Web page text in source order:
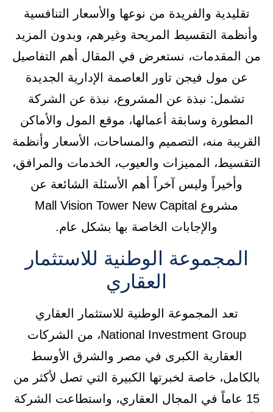
تقليدية والفريدة من نوعها والأسعار التنافسية
وأنظمة التقسيط المريحة وغيرهم، وبدون المزيد
من المقدمات، نستعرض في المقال أهم التفاصيل
عن مول فيجن تاور العاصمة الإدارية الجديدة
تشمل: نبذة عن المشروع، نبذة عن الشركة
المطورة وسابقة أعمالها، موقع المول والأماكن
القريبة منه، التصميم والمساحات، الأسعار وأنظمة
التقسيط، المميزات والعيوب، الخدمات والمرافق،
وأخيراً وليس آخراً أهم الأسئلة الشائعة عن
مشروع Mall Vision Tower New Capital
والإجابات الخاصة بها بشكل عام.
المجموعة الوطنية للاستثمار
العقاري
تعد المجموعة الوطنية للاستثمار العقاري
National Investment Group، من الشركات
العقارية الكبرى في مصر والشرق الأوسط
بالكامل، خاصة لخبرتها الكبيرة التي تصل لأكثر من
15 عاماً في المجال العقاري، واستطاعت الشركة